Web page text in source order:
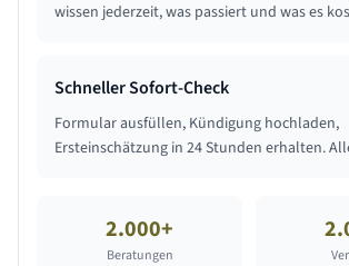
wissen jederzeit, was passiert und was es
Schneller Sofort-Check
Formular ausfüllen, Kündigung hochladen,
Ersteinschätzung in 24 Stunden erhalten.
2.000+
Beratungen